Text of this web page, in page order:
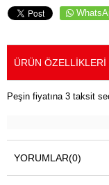
ÜRÜN ÖZELLIKLERI
Peşin fiyatına 3 taksit
YORUMLAR(0)